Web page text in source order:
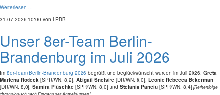
Weiterlesen …
31.07.2026 10:00 von LPBB
Unser 8er-Team Berlin-
Brandenburg im Juli 2026
Im 8er-Team Berlin-Brandenburg 2026 begrüßt und beglückwünscht wurden im Juli 2026: Greta
Marlena Rodeck [SPR/WN: 8,2], Abigail Snelsire [DR/WN: 8,0], Leonie Rebecca Bekerman
[DR/WN: 8,0], Samira Plüschke [SPR/WN: 8,0] und Stefania Panciu [SPR/WN: 8,4] [Reihenfolge
chronologisch nach Eingang der Anmeldungen]